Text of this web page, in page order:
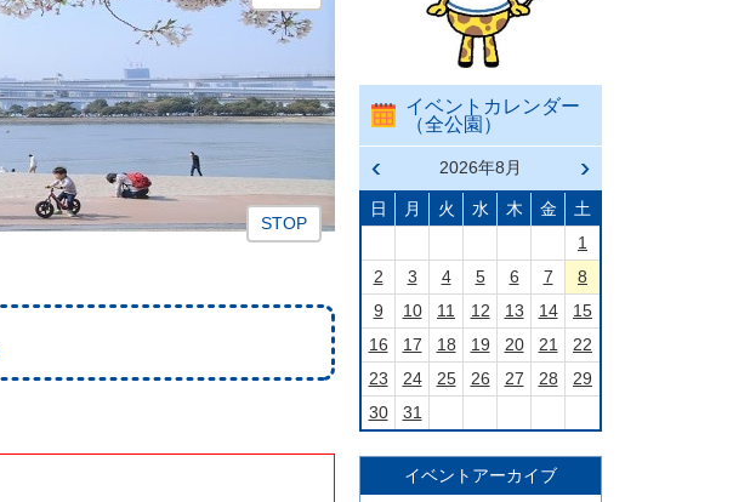
生・
イベントカレンダー
（全公園）
前の
月へ
戻る
2026年8月
次の
月へ
進む
日 月 火 水 木 金
土
1
2
3 4 5 6 7
8
9
10 11 12 13 14
15
16
17 18 19 20 21
22
23
24 25 26 27 28
29
30
31
イベントアーカイブ